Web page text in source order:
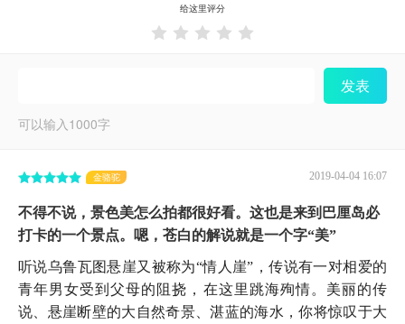
给这里评分
    
发表
可以输入1000字
2019-04-04 16:07
金骆驼
不得不说，景色美怎么拍都很好看。这也是来到巴厘岛必
打卡的一个景点。嗯，苍白的解说就是一个字“美”
听说乌鲁瓦图悬崖又被称为“情人崖”，传说有一对相爱的
青年男女受到父母的阻挠，在这里跳海殉情。美丽的传
说、悬崖断壁的大自然奇景、湛蓝的海水，你将惊叹于大